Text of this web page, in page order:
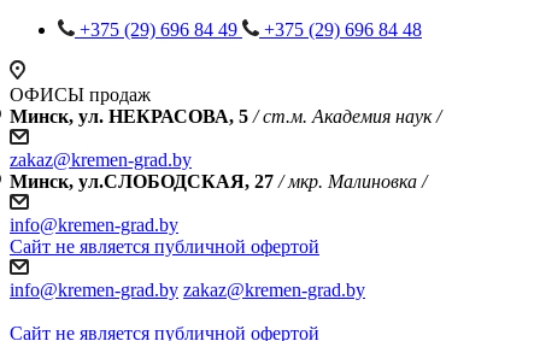
+375 (29) 696 84 49
+375 (29) 696 84 48
ОФИСЫ продаж
Минск, ул. НЕКРАСОВА, 5 / ст.м. Академия наук /
zakaz@kremen-grad.by
Минск, ул.СЛОБОДСКАЯ, 27 / мкр. Малиновка /
info@kremen-grad.by
Сайт не является публичной офертой
info@kremen-grad.by zakaz@kremen-grad.by
Сайт не является публичной офертой